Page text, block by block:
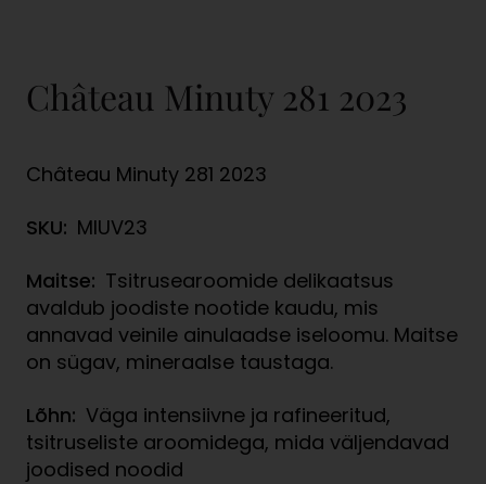
Château Minuty 281 2023
Château Minuty 281 2023
SKU: MIUV23
Maitse: Tsitrusearoomide delikaatsus
avaldub joodiste nootide kaudu, mis
annavad veinile ainulaadse iseloomu. Maitse
on sügav, mineraalse taustaga.
Lõhn: Väga intensiivne ja rafineeritud,
tsitruseliste aroomidega, mida väljendavad
joodised noodid